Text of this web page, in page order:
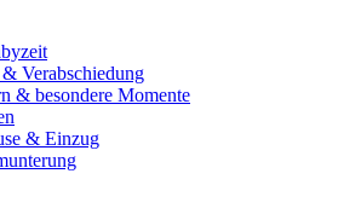
Verabschiedung
& besondere Momente
& Einzug